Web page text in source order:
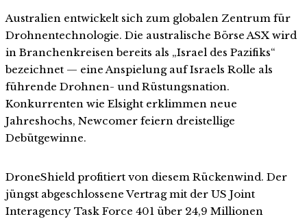
Australien entwickelt sich zum globalen Zentrum für
Drohnentechnologie. Die australische Börse ASX wird
in Branchenkreisen bereits als „Israel des Pazifiks“
bezeichnet — eine Anspielung auf Israels Rolle als
führende Drohnen- und Rüstungsnation.
Konkurrenten wie Elsight erklimmen neue
Jahreshochs, Newcomer feiern dreistellige
Debütgewinne.
DroneShield profitiert von diesem Rückenwind. Der
jüngst abgeschlossene Vertrag mit der US Joint
Interagency Task Force 401 über 24,9 Millionen